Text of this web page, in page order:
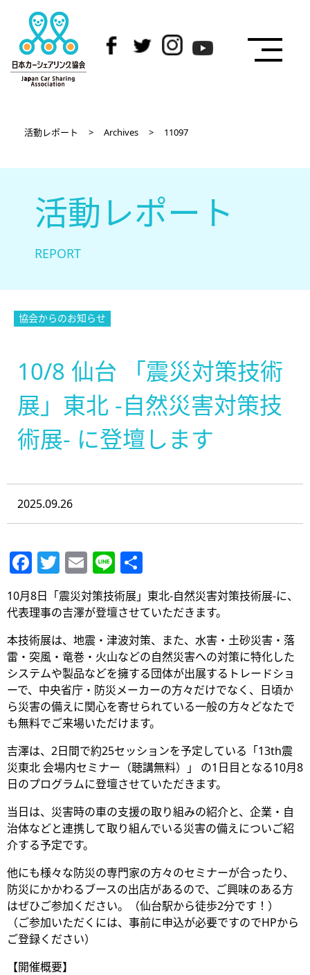
活動レポート > Archives > 11097
活動レポート
REPORT
協会からのお知らせ
10/8 仙台 「震災対策技術
展」東北 -自然災害対策技
術展- に登壇します
2025.09.26
Facebook
Twitter
Email
Line
有
10月8日「震災対策技術展」東北-自然災害対策技術展-に、
代表理事の吉澤が登壇させていただきます。
本技術展は、地震・津波対策、また、水害・土砂災害・落
雷・突風・竜巻・火山などの自然災害への対策に特化した
システムや製品などを擁する団体が出展するトレードショ
ーで、中央省庁・防災メーカーの方々だけでなく、日頃か
ら災害の備えに関心を寄せられている一般の方々どなたで
も無料でご来場いただけます。
吉澤は、2日間で約25セッションを予定している「13th震
災東北 会場内セミナー（聴講無料）」 の1日目となる10月8
日のプログラムに登壇させていただきます。
当日は、災害時の車の支援の取り組みの紹介と、企業・自
治体などと連携して取り組んでいる災害の備えについご紹
介する予定です。
他にも様々な防災の専門家の方々のセミナーが合ったり、
防災にかかわるブースの出店があるので、ご興味のある方
はぜひご参加ください。（仙台駅から徒歩2分です！）
（ご参加いただくには、事前に申込が必要ですのでHPから
ご登録ください）
【開催概要】